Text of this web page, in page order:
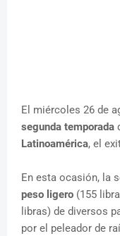
El miércoles 26 de
segunda temporada
Latinoamérica, el
En esta ocasión, la
peso ligero (155
libras) de diversos
por el peleador de